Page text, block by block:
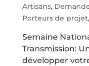
Artisans,
Porteurs de projet,
Semaine
Transmission:
développer